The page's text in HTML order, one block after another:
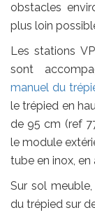
obstacles
plus loin
Les stations
sont
manuel du
le trépied en
de 95 cm (ref
le module
tube en inox, en
Sur sol
du trépied sur